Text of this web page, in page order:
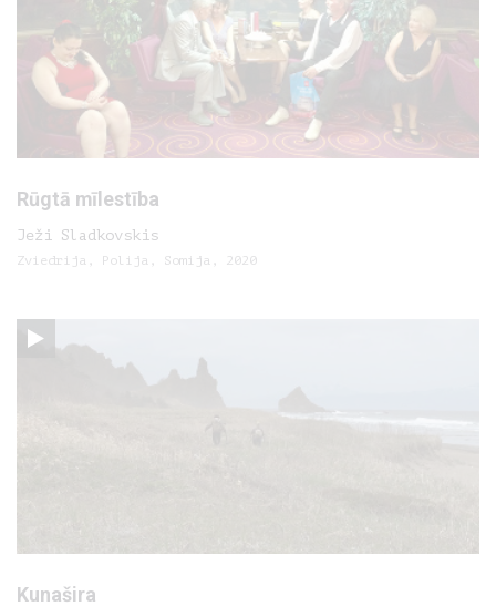
Rūgtā mīlestība
Ježi Sladkovskis
Zviedrija, Polija, Somija, 2020
Kunašira